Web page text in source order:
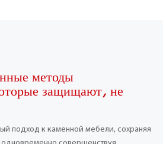
методы
защищают, не
подход к каменной мебели, сохраняя